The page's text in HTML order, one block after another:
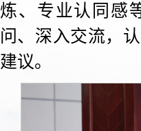
炼、专业认同感
问、深入交流，
建议。